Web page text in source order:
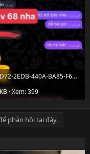
600F9D72-2EDB-440A-BA85-F69CBEF75E51.jpeg
· Xem: 399
phản hồi tại đây.